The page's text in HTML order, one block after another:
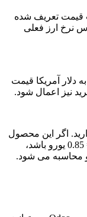
قیمت تعریف شده
نرخ ارز فعلی
دلار آمریکا قیمت
نیز اعمال شود.
با قیمت مرجع 100 دلار دارید. اگر این محصول
را به یورو بفروشید و نرخ فعلی مبادله 1 دلار = 0.85 یورو باشد،